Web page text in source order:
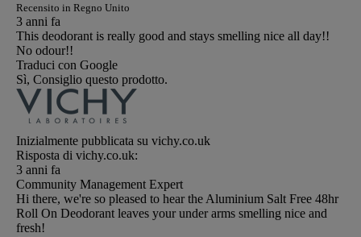
Recensito in Regno Unito
3 anni fa
This deodorant is really good and stays smelling nice all day!!
No odour!!
Traduci con Google
Sì, Consiglio questo prodotto.
Inizialmente pubblicata su vichy.co.uk
Risposta di vichy.co.uk:
3 anni fa
Community Management Expert
Hi there, we're so pleased to hear the Aluminium Salt Free 48hr
Roll On Deodorant leaves your under arms smelling nice and
fresh!